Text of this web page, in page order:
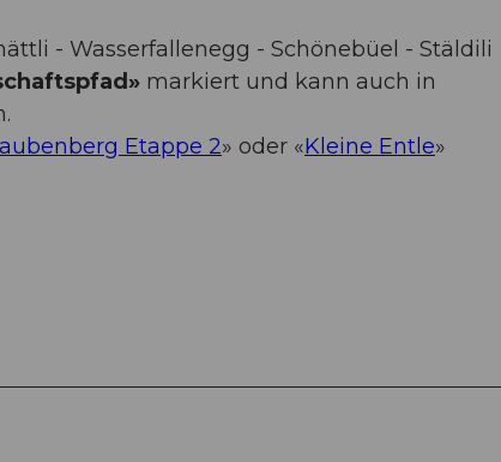
- Wasserfallenegg - Schönebüel - Stäldili
markiert und kann auch in
Etappe 2» oder «Kleine Entle»